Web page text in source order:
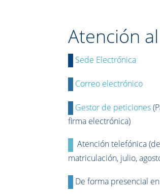
Atención
Sede Electrónica
Correo electrónico
Gestor de peticiones
firma electrónica)
Atención telefónica
matriculación, julio,
De forma presencial